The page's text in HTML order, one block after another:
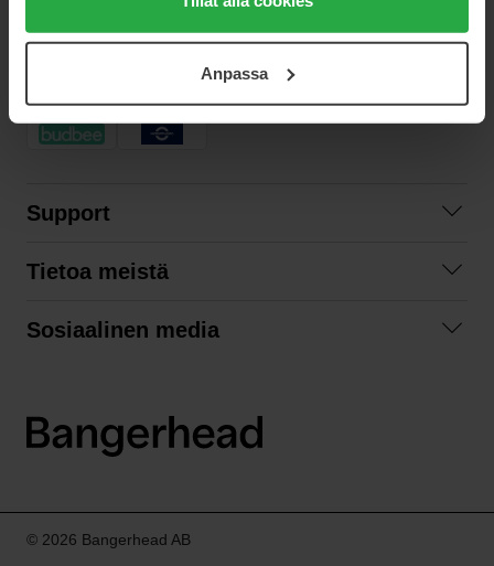
användningen av cookies. Du kan när som helst återkalla
samt vår Integritetspolicy.Anpassa
Support
Tilausehdot
Tietoa meistä
Sosiaalinen media
LinkedIn
© 2026 Bangerhead AB